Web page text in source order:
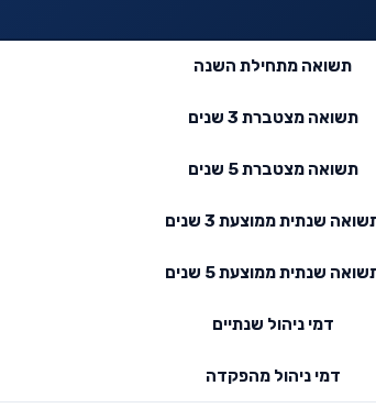
תשואה מתחילת השנה
תשואה מצטברת 3 שנים
תשואה מצטברת 5 שנים
שנתית ממוצעת 3 שנים
שנתית ממוצעת 5 שנים
דמי ניהול שנתיים
דמי ניהול מהפקדה